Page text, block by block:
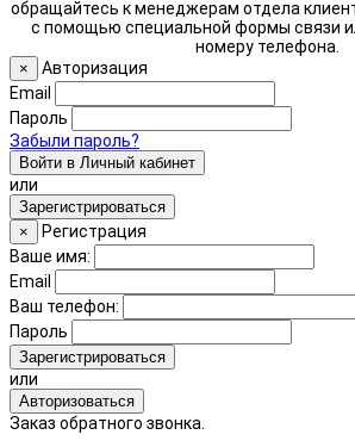
обращайтесь к менеджерам отдела
с помощью специальной формы связи
номеру телефона.
×
Авторизация
Email
Пароль
Забыли пароль?
Войти в Личный кабинет
или
Зарегистрироваться
×
Регистрация
Ваше имя:
Email
Ваш телефон:
Пароль
Зарегистрироваться
или
Авторизоваться
Заказ обратного звонка.